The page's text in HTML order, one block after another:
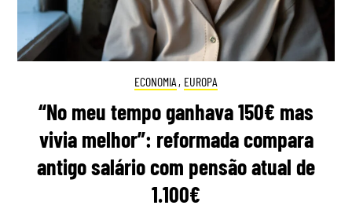
ECONOMIA , EUROPA
“No meu tempo ganhava 150€ mas
vivia melhor”: reformada compara
antigo salário com pensão atual de
1.100€